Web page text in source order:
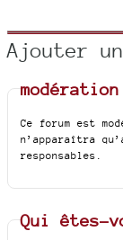
Ajouter
Ce forum est
n’apparaîtra
responsables.
Qui êtes-